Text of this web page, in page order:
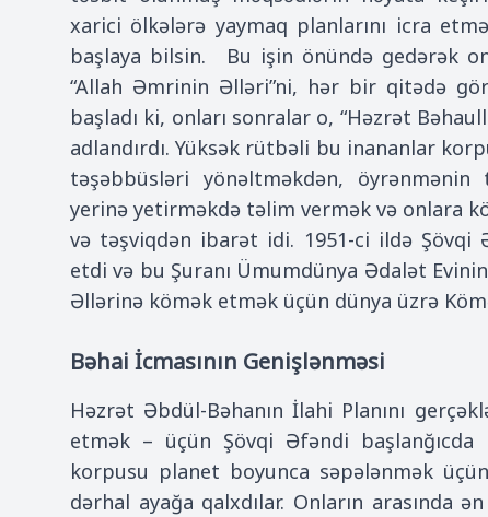
xarici ölkələrə yaymaq planlarını icra
başlaya bilsin. Bu işin önündə gedərək
“Allah Əmrinin Əlləri”ni, hər bir qitədə
başladı ki, onları sonralar o, “Həzrət
adlandırdı. Yüksək rütbəli bu inananlar
təşəbbüsləri yönəltməkdən,
yerinə yetirməkdə təlim vermək və onlara
və təşviqdən ibarət idi. 1951-ci ildə Şövqi
etdi və bu Şuranı Ümumdünya Ədalət
Əllərinə kömək etmək üçün dünya üzrə
Bəhai İcmasının Genişlənməsi
Həzrət Əbdül-Bəhanın İlahi Planını
etmək – üçün Şövqi Əfəndi
korpusu planet boyunca səpələnmək
dərhal ayağa qalxdılar. Onların arasında